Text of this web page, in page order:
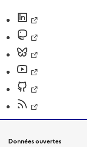
Données ouvertes